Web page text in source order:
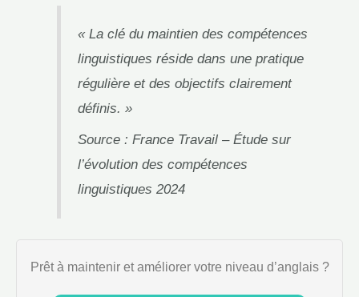
« La clé du maintien des compétences
linguistiques réside dans une pratique
régulière et des objectifs clairement
définis. »
Source : France Travail – Étude sur
l’évolution des compétences
linguistiques 2024
Prêt à maintenir et améliorer votre niveau d’anglais ?